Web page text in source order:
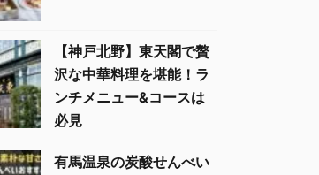
【神戸北野】東天閣で贅
沢な中華料理を堪能！ラ
ンチメニュー&コースは
必見
有馬温泉の炭酸せんべい